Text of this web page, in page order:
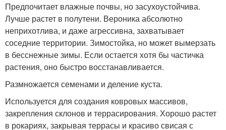
Предпочитает влажные почвы, но засухоустойчива.
Лучше растет в полутени. Вероника абсолютно
неприхотлива, и даже агрессивна, захватывает
соседние территории. Зимостойка, но может вымерзать
в бесснежные зимы. Если остается хотя бы частичка
растения, оно быстро восстанавливается.
Размножается семенами и деление куста.
Используется для создания ковровых массивов,
закрепления склонов и террасирования. Хорошо растет
в рокариях, закрывая террасы и красиво свисая с